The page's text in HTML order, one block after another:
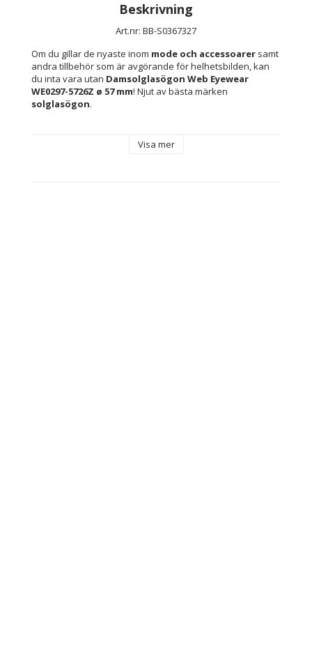
Beskrivning
Art.nr: BB-S0367327
Om du gillar de nyaste inom mode och accessoarer samt
andra tillbehör som är avgörande för helhetsbilden, kan
du inta vara utan Damsolglasögon Web Eyewear
WE0297-5726Z ø 57 mm
solglasögon.
Visa mer